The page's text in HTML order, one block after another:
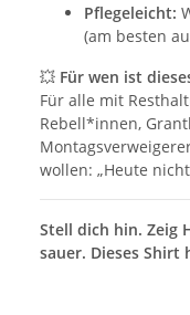
Pflegeleicht:
(am besten
💥 Für wen ist
Für alle mit
Rebell*innen,
wollen: „Heute
Stell dich hin. Zeig
sauer. Dieses Shirt